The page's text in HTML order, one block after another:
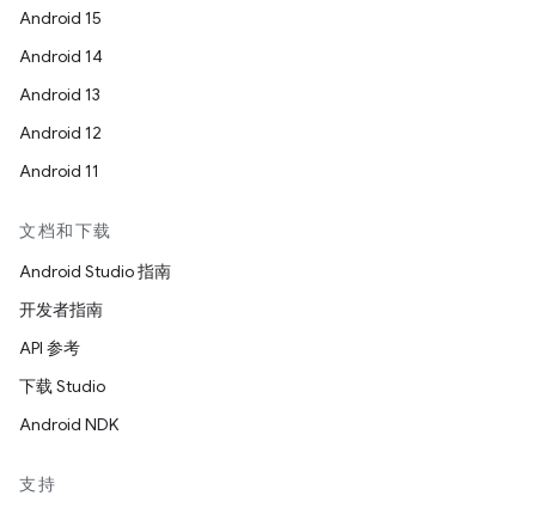
Android 15
Android 14
Android 13
Android 12
Android 11
文档和下载
Android Studio 指南
开发者指南
API 参考
下载 Studio
Android NDK
支持